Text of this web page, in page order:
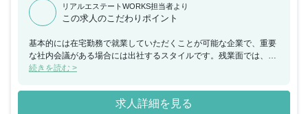
リアルエステートWORKS担当者より
この求人のこだわりポイント
基本的には在宅勤務で就業していただくことが可能な企業で、重要
な社内会議がある場合には出社するスタイルです。残業面では、実
態として残業は発生していないので、ワークライフバランスを重視
91.5％と利用しやすい環境もあります。
続きを読む >
求人詳細を見る